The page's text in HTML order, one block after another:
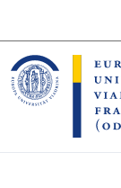
the
content
section
the
footer
section